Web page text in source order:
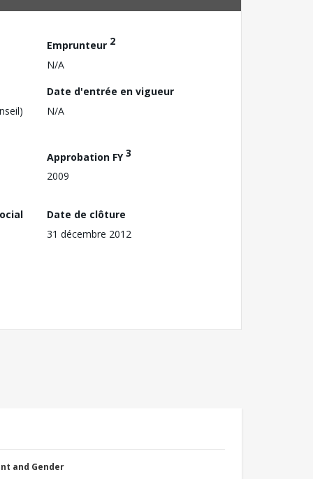
Emprunteur 2
N/A
Date d'entrée en vigueur
N/A
Approbation FY3
2009
Date de clôture
31 décembre 2012
and Gender